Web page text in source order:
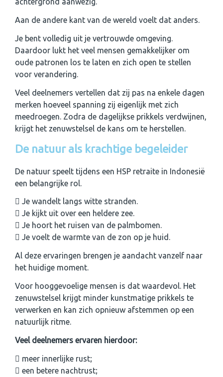
Aan de andere kant van de wereld voelt dat anders.
Je bent volledig uit je vertrouwde omgeving.
Daardoor lukt het veel mensen gemakkelijker om
oude patronen los te laten en zich open te stellen
voor verandering.
Veel deelnemers vertellen dat zij pas na enkele dagen
merken hoeveel spanning zij eigenlijk met zich
meedroegen. Zodra de dagelijkse prikkels verdwijnen,
krijgt het zenuwstelsel de kans om te herstellen.
De natuur als krachtige begeleider
De natuur speelt tijdens een HSP retraite in Indonesië
een belangrijke rol.
Je wandelt langs witte stranden.
Je kijkt uit over een heldere zee.
Je hoort het ruisen van de palmbomen.
Je voelt de warmte van de zon op je huid.
Al deze ervaringen brengen je aandacht vanzelf naar
het huidige moment.
Voor hooggevoelige mensen is dat waardevol. Het
zenuwstelsel krijgt minder kunstmatige prikkels te
verwerken en kan zich opnieuw afstemmen op een
natuurlijk ritme.
Veel deelnemers ervaren hierdoor:
meer innerlijke rust;
een betere nachtrust;